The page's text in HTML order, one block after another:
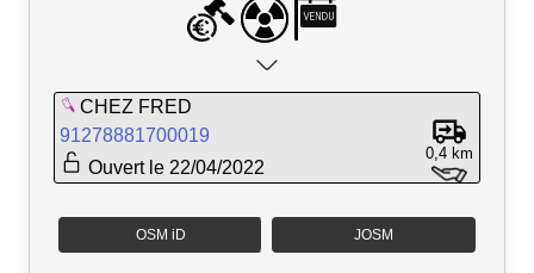
CHEZ FRED
91278881700019
Ouvert le 22/04/2022
0,4 km
OSM iD JOSM